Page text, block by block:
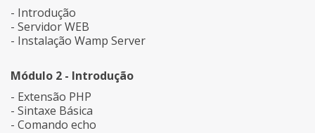
- Introdução
- Servidor WEB
- Instalação Wamp Server
Módulo 2 - Introdução
- Extensão PHP
- Sintaxe Básica
- Comando echo